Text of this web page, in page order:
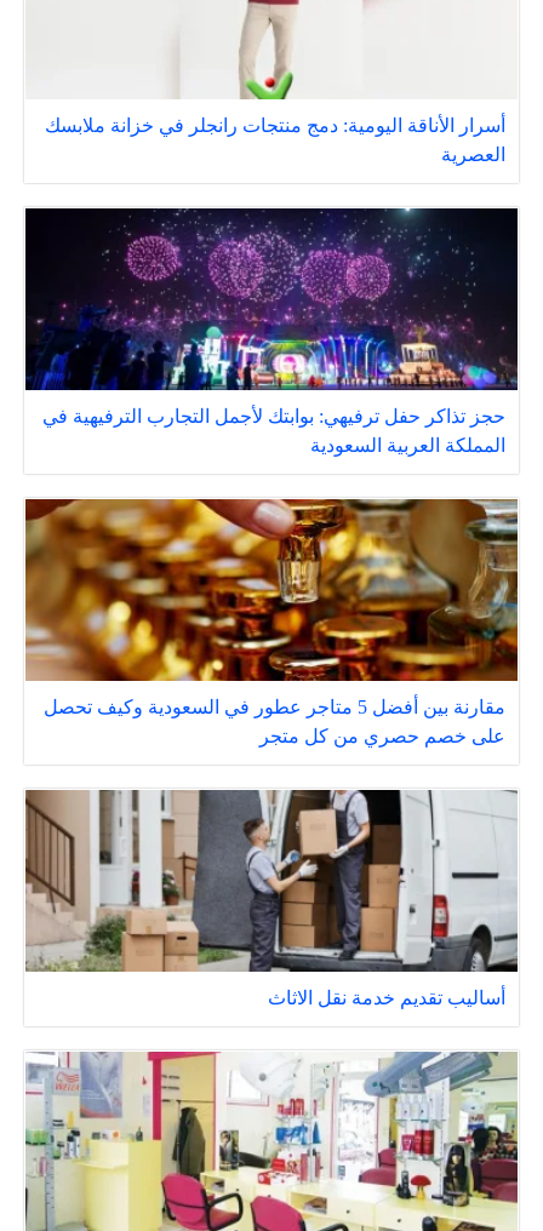
أسرار الأناقة اليومية: دمج منتجات رانجلر في خزانة ملابسك
العصرية
حجز تذاكر حفل ترفيهي: بوابتك لأجمل التجارب الترفيهية في
المملكة العربية السعودية
مقارنة بين أفضل 5 متاجر عطور في السعودية وكيف تحصل
على خصم حصري من كل متجر
أساليب تقديم خدمة نقل الاثاث